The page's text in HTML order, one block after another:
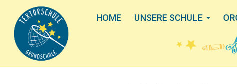
HOME UNSERE SCHULE